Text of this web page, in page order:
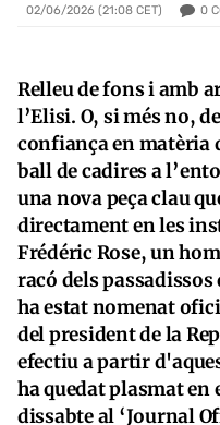
02/06/2026 (21:08 CET) 0
Relleu de fons i amb
l’Elisi. O, si més no,
confiança en matèria
ball de cadires a
una nova peça clau
directament en les
Frédéric Rose, un
racó dels
ha estat nomenat
del president de la
efectiu a partir
ha quedat plasmat en
dissabte al ‘Journal